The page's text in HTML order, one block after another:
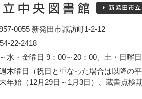
0055 新発田市諏訪町1-2-12
22-2418
水・金曜日 9：00～20：00、土・日曜
木曜日（祝日と重なった場合は以降の
年始（12月29日～1月3日）、蔵書点検